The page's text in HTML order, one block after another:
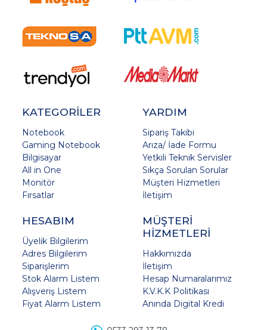
KATEGORİLER
Notebook
Gaming Notebook
Bilgisayar
All in One
Monitör
Fırsatlar
YARDIM
Sipariş Takibi
Arıza/ İade Formu
Yetkili Teknik Servisler
Sıkça Sorulan Sorular
Müşteri Hizmetleri
İletişim
HESABIM
Üyelik Bilgilerim
Adres Bilgilerim
Siparişlerim
Stok Alarm Listem
Alışveriş Listem
Fiyat Alarm Listem
MÜŞTERİ
HİZMETLERİ
Hakkımızda
İletişim
Hesap Numaralarımız
K.V.K.K Politikası
Anında Digital Kredi